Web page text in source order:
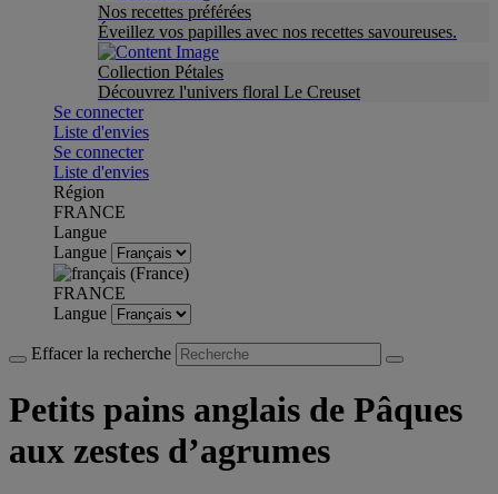
Nos recettes préférées
Éveillez vos papilles avec nos recettes savoureuses.
Collection Pétales
Découvrez l'univers floral Le Creuset
Se connecter
Liste d'envies
Se connecter
Liste d'envies
Région
FRANCE
Langue
Langue
FRANCE
Langue
Effacer la recherche
Petits pains anglais de Pâques
aux zestes d’agrumes